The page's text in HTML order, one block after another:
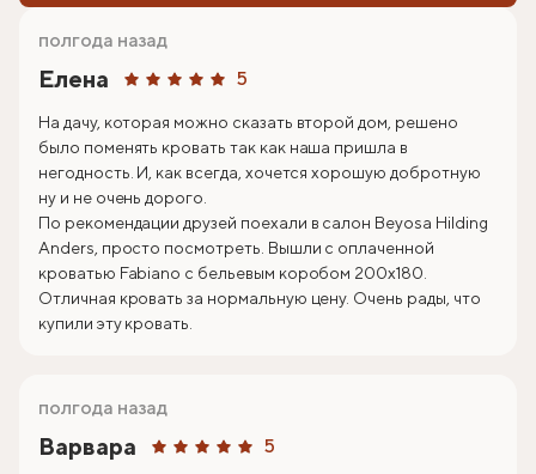
Елена 5
полгода назад
На дачу, которая можно сказать второй дом, решено
было поменять кровать так как наша пришла в
негодность. И, как всегда, хочется хорошую добротную
ну и не очень дорого.
По рекомендации друзей поехали в салон Beyosa Hilding
Anders, просто посмотреть. Вышли с оплаченной
кроватью Fabiano с бельевым коробом 200х180.
Отличная кровать за нормальную цену. Очень рады, что
купили эту кровать.
Варвара 5
полгода назад